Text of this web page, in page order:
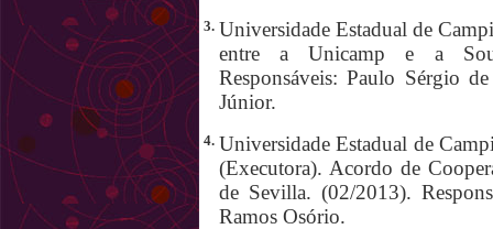
3. Universidade Estadual de
entre a Unicamp e a
Responsáveis: Paulo Sérgio
Júnior.
4. Universidade Estadual de
(Executora). Acordo de
de Sevilla. (02/2013).
Ramos Osório.